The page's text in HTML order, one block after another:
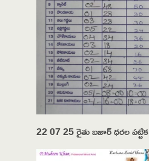
22 07 25 రైతు బజార్ ధరల పట్టిక